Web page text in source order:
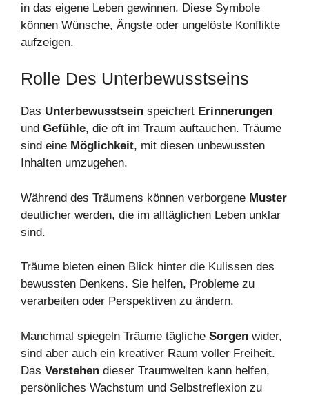
in das eigene Leben gewinnen. Diese Symbole
können Wünsche, Ängste oder ungelöste Konflikte
aufzeigen.
Rolle Des Unterbewusstseins
Das Unterbewusstsein speichert Erinnerungen
und Gefühle, die oft im Traum auftauchen. Träume
sind eine Möglichkeit, mit diesen unbewussten
Inhalten umzugehen.
Während des Träumens können verborgene Muster
deutlicher werden, die im alltäglichen Leben unklar
sind.
Träume bieten einen Blick hinter die Kulissen des
bewussten Denkens. Sie helfen, Probleme zu
verarbeiten oder Perspektiven zu ändern.
Manchmal spiegeln Träume tägliche Sorgen wider,
sind aber auch ein kreativer Raum voller Freiheit.
Das Verstehen dieser Traumwelten kann helfen,
persönliches Wachstum und Selbstreflexion zu